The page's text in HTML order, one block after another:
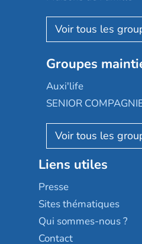
Aquarelia
Nexity edenea
Les jardins d'Arcadie
Occitalia
Appartseniors
Reseda
Stella management
Les villages d'or
Sérénys
Résidences services
Korian
Emera
Groupe SOS
Le Noble Âge
Almage
Résidalya
Groupe aplus
Groupes
Auxi'life
SENIOR
AGE D'OR Services
Liens utiles
Presse
Sites thématiques
Qui sommes-nous ?
Contact